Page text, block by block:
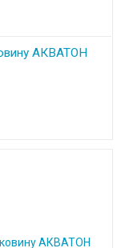
АКВАТОН